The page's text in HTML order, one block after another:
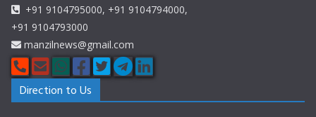
+91 9104795000, +91 9104794000,
+91 9104793000
manzilnews@gmail.com
Direction to Us